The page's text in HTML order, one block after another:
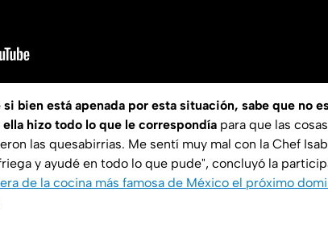
bien está apenada por esta situación, sabe que no
hizo todo lo que le correspondía para que las
las quesabirrias. Me sentí muy mal con la Chef
y ayudé en todo lo que pude", concluyó la
de la cocina más famosa de México el próximo